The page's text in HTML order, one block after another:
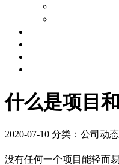
什么是项目
2020-07-10 分类：公司动态
没有任何一个项目能轻而